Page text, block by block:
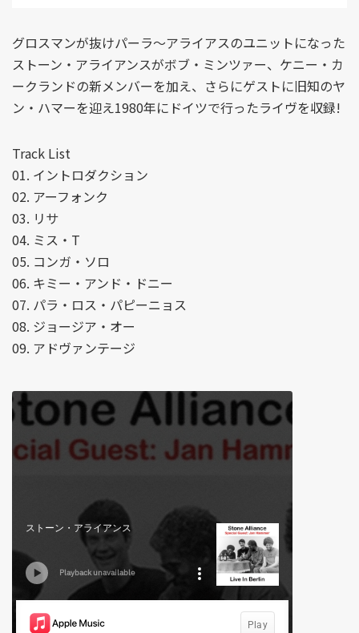
グロスマンが抜けパーラ〜アライアスのユニットになった
ストーン・アライアンスがボブ・ミンツァー、ケニー・カ
ークランドの新メンバーを加え、さらにゲストに旧知のヤ
ン・ハマーを迎え1980年にドイツで行ったライヴを収録!
Track List
01. イントロダクション
02. アーフォンク
03. リサ
04. ミス・T
05. コンガ・ソロ
06. キミー・アンド・ドニー
07. パラ・ロス・パピーニョス
08. ジョージア・オー
09. アドヴァンテージ